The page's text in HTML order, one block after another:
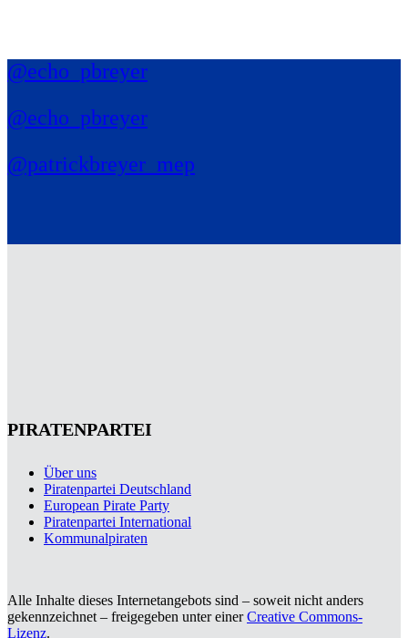
@echo_pbreyer
@echo_pbreyer
@patrickbreyer_mep
PIRATENPARTEI
Über uns
Piratenpartei Deutschland
European Pirate Party
Piratenpartei International
Kommunalpiraten
Alle Inhalte dieses Internetangebots sind – soweit nicht anders
gekennzeichnet – freigegeben unter einerCreative Commons-
Lizenz.